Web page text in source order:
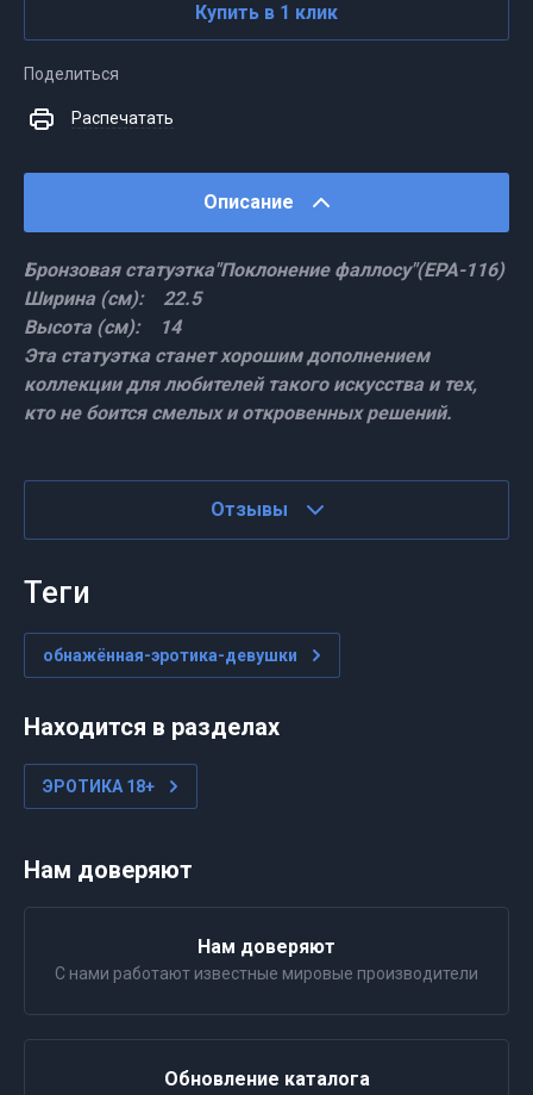
Купить в 1 клик
Поделиться
Распечатать
Описание
Бронзовая статуэтка"Поклонение фаллосу"(ЕРА-116)
Ширина (см): 22.5
Высота (см): 14
Эта статуэтка станет хорошим дополнением
коллекции для любителей такого искусства и тех,
кто не боится смелых и откровенных решений.
Отзывы
теги
обнажённая-эротика-девушки
Находится в разделах
ЭРОТИКА 18+
Нам доверяют
Нам доверяют
С нами работают известные мировые производители
Обновление каталога